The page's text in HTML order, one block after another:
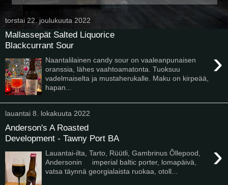
torstai 22. joulukuuta 2022
Mallassepät Salted Liquorice
Blackcurrant Sour
›
Naantalilainen candy sour on vaaleanpunaisen
oranssia, lähes vaahtoamatonta. Tuoksuu
vadelmaiselta ja mustaherukalle. Maku on kirpeää,
hapan...
lauantai 8. lokakuuta 2022
Anderson's A Roasted
Development - Tawny Port BA
›
Lauantai-ilta, Tarto, Rüütli, Gambrinus Õllepood,
Andersonin imperial baltic porter, lomapäivä,
vatsa täynnä georgialaista ruokaa, otoll...